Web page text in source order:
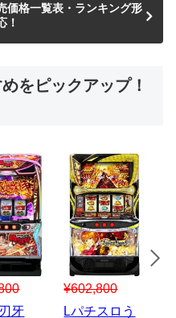
価格一覧表・ランキング形
！
をピックアップ！
秘宝
¥1,867,800
Lパチスロ 炎